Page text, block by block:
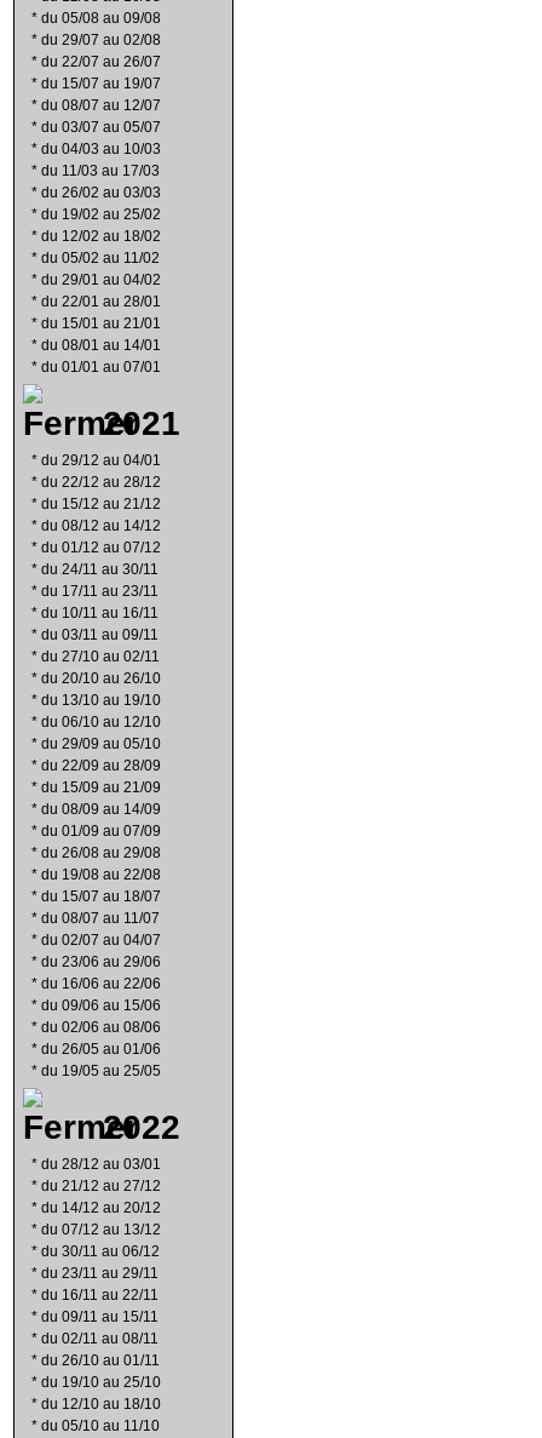
* du 05/08 au 09/08
* du 29/07 au 02/08
* du 22/07 au 26/07
* du 15/07 au 19/07
* du 08/07 au 12/07
* du 03/07 au 05/07
* du 04/03 au 10/03
* du 11/03 au 17/03
* du 26/02 au 03/03
* du 19/02 au 25/02
* du 12/02 au 18/02
* du 05/02 au 11/02
* du 29/01 au 04/02
* du 22/01 au 28/01
* du 15/01 au 21/01
* du 08/01 au 14/01
* du 01/01 au 07/01
2021
* du 29/12 au 04/01
* du 22/12 au 28/12
* du 15/12 au 21/12
* du 08/12 au 14/12
* du 01/12 au 07/12
* du 24/11 au 30/11
* du 17/11 au 23/11
* du 10/11 au 16/11
* du 03/11 au 09/11
* du 27/10 au 02/11
* du 20/10 au 26/10
* du 13/10 au 19/10
* du 06/10 au 12/10
* du 29/09 au 05/10
* du 22/09 au 28/09
* du 15/09 au 21/09
* du 08/09 au 14/09
* du 01/09 au 07/09
* du 26/08 au 29/08
* du 19/08 au 22/08
* du 15/07 au 18/07
* du 08/07 au 11/07
* du 02/07 au 04/07
* du 23/06 au 29/06
* du 16/06 au 22/06
* du 09/06 au 15/06
* du 02/06 au 08/06
* du 26/05 au 01/06
* du 19/05 au 25/05
2022
* du 28/12 au 03/01
* du 21/12 au 27/12
* du 14/12 au 20/12
* du 07/12 au 13/12
* du 30/11 au 06/12
* du 23/11 au 29/11
* du 16/11 au 22/11
* du 09/11 au 15/11
* du 02/11 au 08/11
* du 26/10 au 01/11
* du 19/10 au 25/10
* du 12/10 au 18/10
* du 05/10 au 11/10